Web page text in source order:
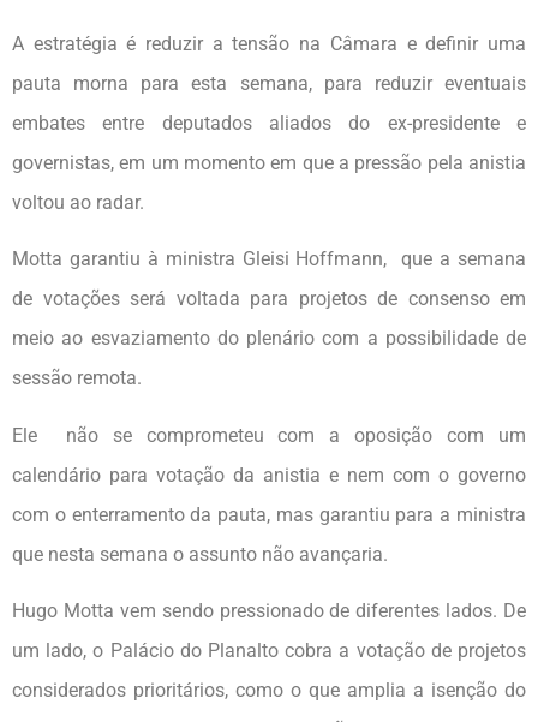
A estratégia é reduzir a tensão na Câmara e definir uma
pauta morna para esta semana, para reduzir eventuais
embates entre deputados aliados do ex-presidente e
governistas, em um momento em que a pressão pela anistia
voltou ao radar.
Motta garantiu à ministra Gleisi Hoffmann, que a semana
de votações será voltada para projetos de consenso em
meio ao esvaziamento do plenário com a possibilidade de
sessão remota.
Ele não se comprometeu com a oposição com um
calendário para votação da anistia e nem com o governo
com o enterramento da pauta, mas garantiu para a ministra
que nesta semana o assunto não avançaria.
Hugo Motta vem sendo pressionado de diferentes lados. De
um lado, o Palácio do Planalto cobra a votação de projetos
considerados prioritários, como o que amplia a isenção do